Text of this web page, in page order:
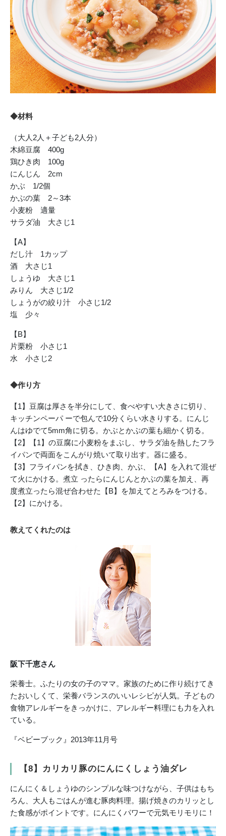
◆材料
（大人2人＋子ども2人分）
木綿豆腐 400g
鶏ひき肉 100g
にんじん 2cm
かぶ 1/2個
かぶの葉 2～3本
小麦粉 適量
サラダ油 大さじ1
【A】
だし汁 1カップ
酒 大さじ1
しょうゆ 大さじ1
みりん 大さじ1/2
しょうがの絞り汁 小さじ1/2
塩 少々
【B】
片栗粉 小さじ1
水 小さじ2
◆作り方
【1】豆腐は厚さを半分にして、食べやすい大きさに切り、
キッチンペーパ ーで包んで10分くらい水きりする。にんじ
んはゆでて5mm角に切る。かぶとかぶの葉も細かく切る。
【2】【1】の豆腐に小麦粉をまぶし、サラダ油を熱したフラ
イパンで両面をこんがり焼いて取り出す。器に盛る。
【3】フライパンを拭き、ひき肉、かぶ、【A】を入れて混ぜ
て火にかける。煮立 ったらにんじんとかぶの葉を加え、再
度煮立ったら混ぜ合わせた【B】を加えてとろみをつける。
【2】にかける。
教えてくれたのは
阪下千恵さん
栄養士。ふたりの女の子のママ。家族のために作り続けてき
たおいしくて、栄養バランスのいいレシピが人気。子どもの
食物アレルギーをきっかけに、アレルギー料理にも力を入れ
ている。
『ベビーブック』2013年11月号
【8】カリカリ豚のにんにくしょう油ダレ
にんにく＆しょうゆのシンプルな味つけながら、子供はもち
ろん、大人もごはんが進む豚肉料理。揚げ焼きのカリッとし
た食感がポイントです。にんにくパワーで元気モリモリに！